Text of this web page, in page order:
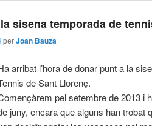
sisena temporada de
perJoan Bauza
arribat l’hora de donar punt a la
de Sant Llorenç.
pel setembre de 2013 i
juny, encara que alguns han trobat